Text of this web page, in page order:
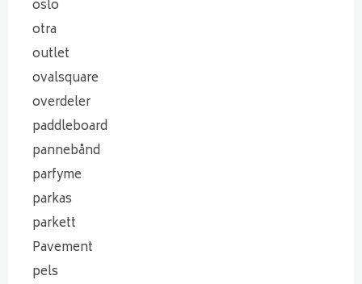
oslo
otra
outlet
ovalsquare
overdeler
paddleboard
pannebånd
parfyme
parkas
parkett
Pavement
pels